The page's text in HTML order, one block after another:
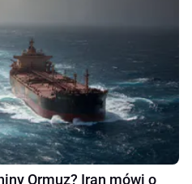
Ormuz? Iran mówi o